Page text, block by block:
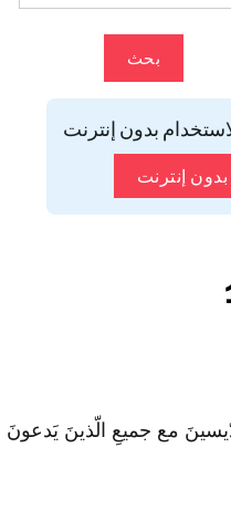
بحث
بدون إنترنت
إنترنت
مع جميعِ الّذينَ